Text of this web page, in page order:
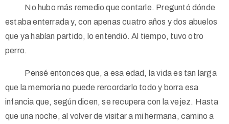
No hubo más remedio que contarle. Preguntó dónde
estaba enterrada y, con apenas cuatro años y dos abuelos
que ya habían partido, lo entendió. Al tiempo, tuvo otro
perro.
Pensé entonces que, a esa edad, la vida es tan larga
que la memoria no puede rercordarlo todo y borra esa
infancia que, según dicen, se recupera con la vejez. Hasta
que una noche, al volver de visitar a mi hermana, camino a